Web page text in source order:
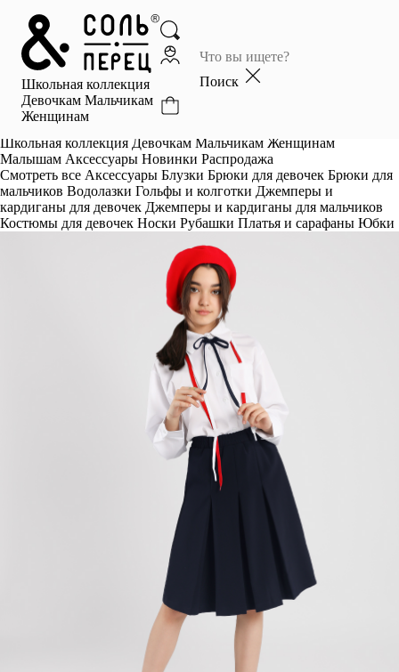
Школьная коллекция
Девочкам Мальчикам
Женщинам
Поиск
Главная
Каталог
Избранное
Школьная коллекция Девочкам Мальчикам Женщинам
Малышам Аксессуары Новинки Распродажа
Смотреть все Аксессуары Блузки Брюки для девочек Брюки для
мальчиков Водолазки Гольфы и колготки Джемперы и
кардиганы для девочек Джемперы и кардиганы для мальчиков
Костюмы для девочек Носки Рубашки Платья и сарафаны Юбки